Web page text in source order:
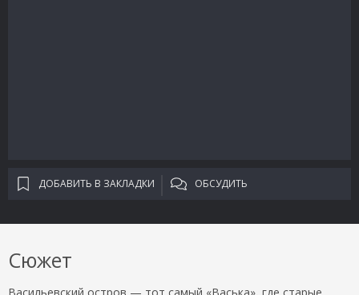
ДОБАВИТЬ В ЗАКЛАДКИ ОБСУДИТЬ
Сюжет